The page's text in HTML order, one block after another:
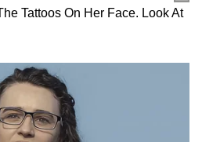
సెలవులను చట్టబద్ధంగా
కాదని పేర్కొన్నారు.
కొంతమంది సంస్థలు
తగ్గించే అవకాశం
కంపెనీల యాజమాన్యాల
కూడా పరిగణలోకి